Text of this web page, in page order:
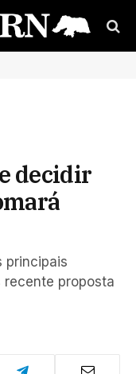
decidir
principais
recente proposta